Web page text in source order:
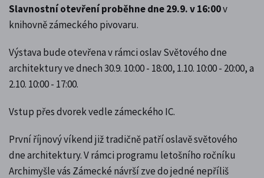
Slavnostní otevření proběhne dne 29.9. v 16:00v
knihovně zámeckého pivovaru.
Výstava bude otevřena v rámci oslav Světového dne
architektury ve dnech 30.9. 10:00 - 18:00, 1.10. 10:00 - 20:00, a
2.10. 10:00 - 17:00.
Vstup přes dvorek vedle zámeckého IC.
První říjnový víkend již tradičně patří oslavě světového
dne architektury. V rámci programu letošního ročníku
Archimyšle vás Zámecké návrší zve do jedné nepříliš